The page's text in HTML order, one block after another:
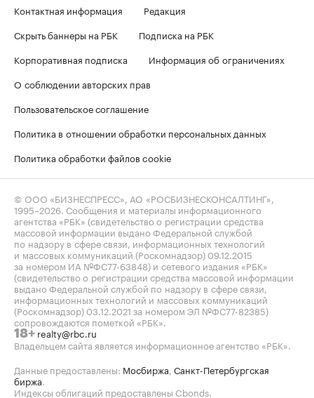
Контактная информация
Редакция
Скрыть баннеры на РБК
Подписка на РБК
Корпоративная подписка
Информация об ограничениях
О соблюдении авторских прав
Пользовательское соглашение
Политика в отношении обработки персональных данных
Политика обработки файлов cookie
© ООО «БИЗНЕСПРЕСС», АО «РОСБИЗНЕСКОНСАЛТИНГ»,
1995–2026 . Сообщения и материалы информационного
агентства «РБК» (свидетельство о регистрации средства
массовой информации выдано Федеральной службой
по надзору в сфере связи, информационных технологий
и массовых коммуникаций (Роскомнадзор) 09.12.2015
за номером ИА №ФС77-63848) и сетевого издания «РБК»
(свидетельство о регистрации средства массовой информации
выдано Федеральной службой по надзору в сфере связи,
информационных технологий и массовых коммуникаций
(Роскомнадзор) 03.12.2021 за номером ЭЛ №ФС77-82385)
сопровождаются пометкой «РБК».
18+ realty@rbc.ru
Владельцем сайта является информационное агентство «РБК».
Данные предоставлены: Мосбиржа Санкт-Петербургская
биржа
Индексы облигаций предоставлены Cbonds.